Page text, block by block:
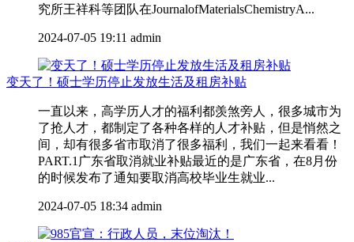
究所王祥科等团队在JournalofMaterialsChemistryA...
2024-07-05 19:11 admin
变天了！硕士学历停止发放生活及租房补贴
一直以来，高学历人才的福利都羡煞旁人，很多城市为
了抢人才，都制定了各种各样的人才补贴，但是悄然之
间，却有很多省市取消了很多福利，我们一起来看看！
PART.1广东省取消就业补贴最近的是广东省，在8月份
的时候发布了通知要取消高校毕业生就业...
2024-07-05 18:34 admin